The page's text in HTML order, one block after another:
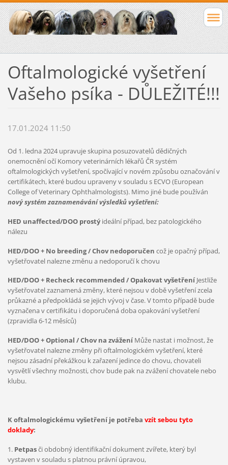
Oftalmologické vyšetření
Vašeho psíka - DŮLEŽITÉ!!!
17.01.2024 11:50
Od 1. ledna 2024 upravuje skupina posuzovatelů dědičných
onemocnění očí Komory veterinárních lékařů ČR systém
oftalmologických vyšetření, spočívající v novém způsobu označování v
certifikátech, které budou upraveny v souladu s ECVO (European
College of Veterinary Ophthalmologists). Mimo jiné bude používán
nový systém zaznamenávání výsledků vyšetření:
HED unaffected/DOO prostýideální případ, bez patologického
nálezu
HED/DOO + No breeding / Chov nedoporučen což je opačný případ,
vyšetřovatel nalezne změnu a nedoporučí k chovu
HED/DOO + Recheck recommended / Opakovat vyšetřeníJestliže
vyšetřovatel zaznamená změny, které nejsou v době vyšetření zcela
průkazné a předpokládá se jejich vývoj v čase. V tomto případě bude
vyznačena v certifikátu i doporučená doba opakování vyšetření
(zpravidla 6-12 měsíců)
HED/DOO + Optional / Chov na zváženíMůže nastat i možnost, že
vyšetřovatel nalezne změny při oftalmologickém vyšetření, které
nejsou zásadní překážkou k zařazení jedince do chovu, chovateli
vysvětlí všechny možnosti, chov bude pak na zvážení chovatele nebo
klubu.
K oftalmologickému vyšetření je potřeba vzít sebou tyto
doklady:
1. Petpasči obdobný identifikační dokument zvířete, který byl
vystaven v souladu s platnou právní úpravou,